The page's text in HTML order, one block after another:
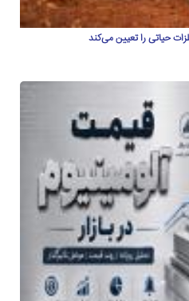
حیاتی را تعیین می‌کند